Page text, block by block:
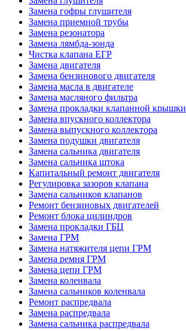
Замена гофры глушителя
Замена приемной трубы
Замена резонатора
Замена лямбда-зонда
Чистка клапана ЕГР
Замена двигателя
Замена бензинового двигателя
Замена масла в двигателе
Замена масляного фильтра
Замена прокладки клапанной крышки
Замена впускного коллектора
Замена выпускного коллектора
Замена подушки двигателя
Замена сальника двигателя
Замена сальника штока
Капитальный ремонт двигателя
Регулировка зазоров клапана
Замена сальников клапанов
Ремонт бензиновых двигателей
Ремонт блока цилиндров
Замена прокладки ГБЦ
Замена ГРМ
Замена натяжителя цепи ГРМ
Замена ремня ГРМ
Замена цепи ГРМ
Замена коленвала
Замена сальников коленвала
Ремонт распредвала
Замена распредвала
Замена сальника распредвала